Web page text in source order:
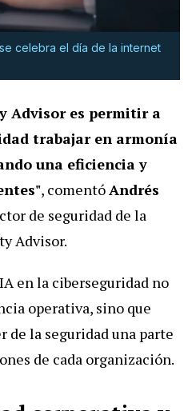
celebra el día de la internet
Advisor es permitir a
trabajar en armonía
una eficiencia y
, comentóAndrés
de seguridad de la
Advisor.
en la ciberseguridad no
operativa, sino que
de la seguridad una parte
de cada organización.